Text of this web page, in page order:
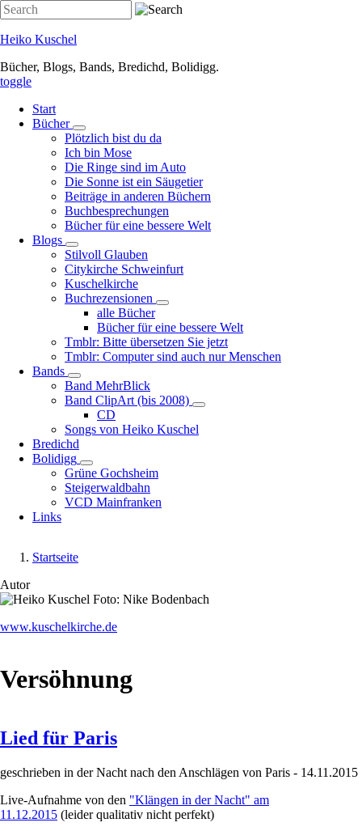
Direkt
zum
Inhalt
Search
Heiko Kuschel
Bücher, Blogs, Bands, Bredichd, Bolidigg.
toggle
Start
Bücher
Unternavigation
von
Bücher
Plötzlich bist du da
Ich bin Mose
Die Ringe sind im Auto
Die Sonne ist ein Säugetier
Beiträge in anderen Büchern
Buchbesprechungen
Bücher für eine bessere Welt
Blogs
Unternavigation
von
Blogs
Stilvoll Glauben
Citykirche Schweinfurt
Kuschelkirche
Buchrezensionen
Unternavigation
von
Buchrezensionen
alle Bücher
Bücher für eine bessere Welt
Tmblr: Bitte übersetzen Sie jetzt
Tmblr: Computer sind auch nur Menschen
Bands
Unternavigation
von
Bands
Band MehrBlick
Band ClipArt (bis 2008)
Unternavigation
CD
Songs von Heiko Kuschel
Bredichd
Bolidigg
Unternavigation
von
Bolidigg
Grüne Gochsheim
Steigerwaldbahn
VCD Mainfranken
Links
Pfadnavigation
Startseite
Autor
Image
www.kuschelkirche.de
Versöhnung
Lied für Paris
geschrieben in der Nacht nach den Anschlägen von Paris - 14.11.2015
Live-Aufnahme von den "Klängen in der Nacht" am
11.12.2015 (leider qualitativ nicht perfekt)